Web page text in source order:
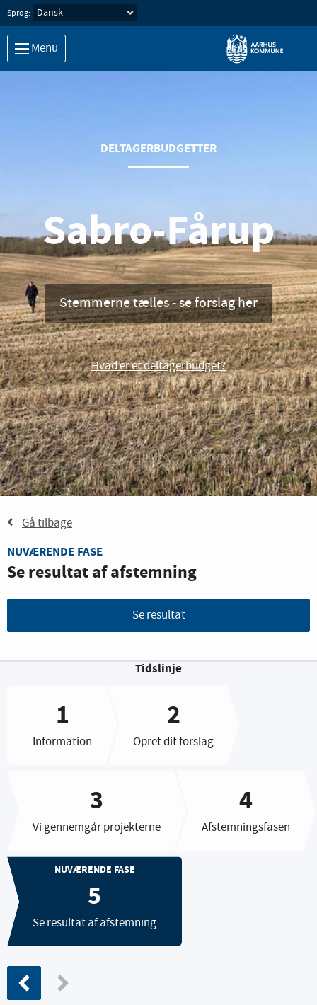
Sprog:
Menu
DELTAGERBUDGETTER
Sabro-Fårup
Stemmerne tælles - se forslag her
Hvad er et deltagerbudget?
Gå tilbage
NUVÆRENDE FASE
Se resultat af afstemning
Se resultat
Tidslinje
Information Opret dit forslag
Vi gennemgår projekterne Afstemningsfasen
NUVÆRENDE FASE
Se resultat af afstemning
Tidligere fase